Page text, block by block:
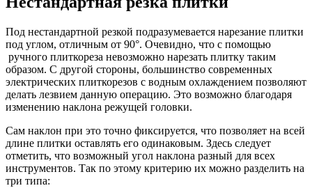
Под нестандартной резкой подразумевается нарезание плитки
под углом, отличным от 90°. Очевидно, что с помощью
ручного плиткореза невозможно нарезать плитку таким
образом. С другой стороны, большинство современных
электрических плиткорезов с водным охлаждением позволяют
делать лезвием данную операцию. Это возможно благодаря
изменению наклона режущей головки.
Сам наклон при это точно фиксируется, что позволяет на всей
длине плитки оставлять его одинаковым. Здесь следует
отметить, что возможный угол наклона разный для всех
инструментов. Так по этому критерию их можно разделить на
три типа: